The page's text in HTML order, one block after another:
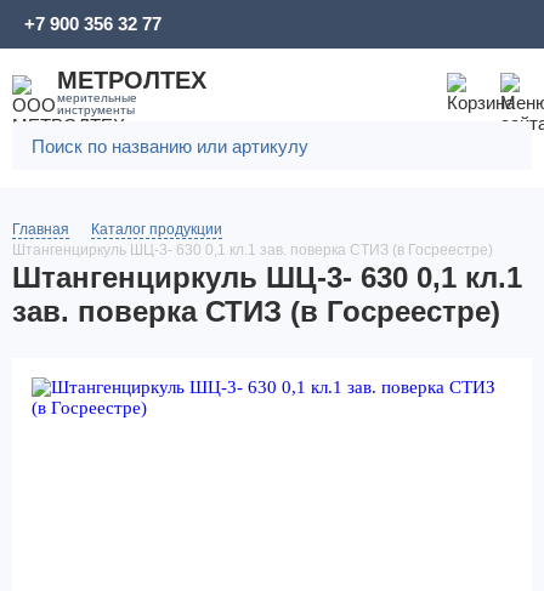
МЕТРОЛТЕХ
мерительные
инструменты
+7 900 356 32 77
Главная
Каталог продукции
Штангенциркуль ШЦ-3- 630 0,1 кл.1 зав. поверка СТИЗ (в Госреестре)
Штангенциркуль ШЦ-3- 630 0,1 кл.1
зав. поверка СТИЗ (в Госреестре)